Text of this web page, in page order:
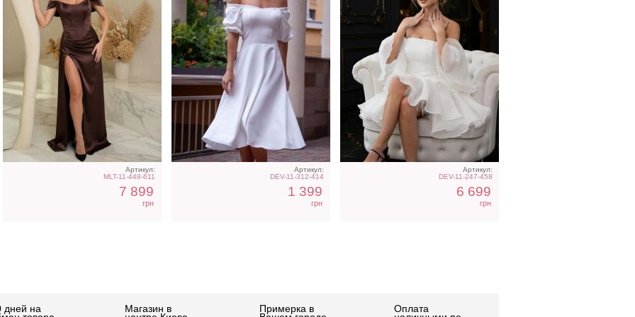
Артикул:
MLT-11-448-611
7 899
грн
Артикул:
DEV-11-312-414
1 399
грн
Артикул:
DEV-11-247-458
6 699
грн
дней на Магазин в Примерка в Оплата